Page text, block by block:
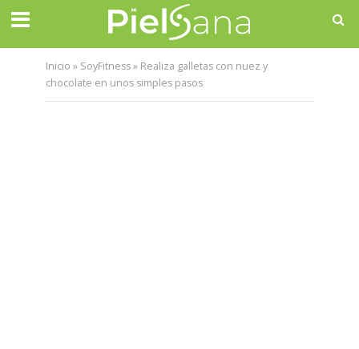
Inicio » SoyFitness» Realiza galletas con nuez y
chocolate en unos simples pasos